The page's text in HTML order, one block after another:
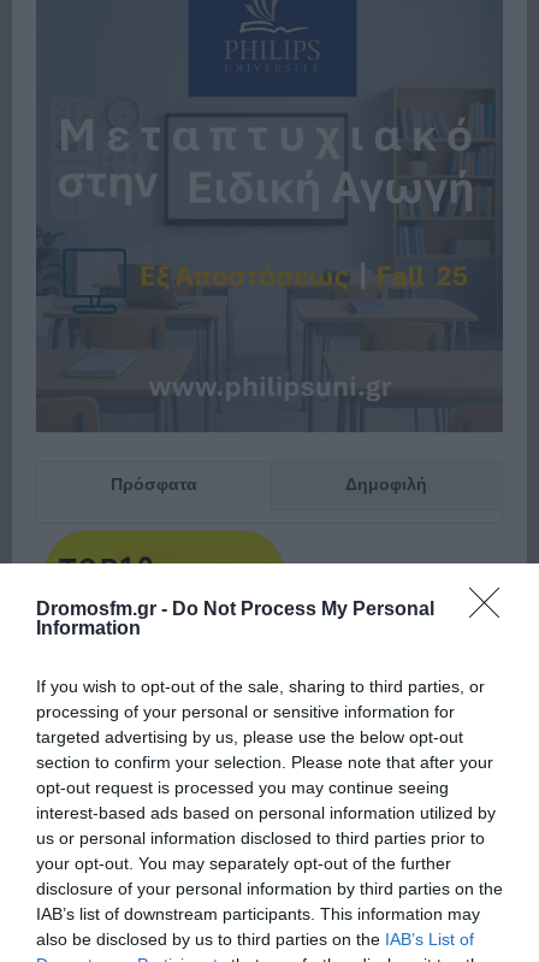
Dromosfm.gr - Do Not Process My Personal
Information
If you wish to opt-out of the sale, sharing to third parties, or
processing of your personal or sensitive information for
targeted advertising by us, please use the below opt-out
section to confirm your selection. Please note that after your
opt-out request is processed you may continue seeing
interest-based ads based on personal information utilized by
us or personal information disclosed to third parties prior to
your opt-out. You may separately opt-out of the further
disclosure of your personal information by third parties on the
IAB’s list of downstream participants. This information may
also be disclosed by us to third parties on the IAB’s List of
Πρόσφατα Δημοφιλή
Παρακαλώ Περιμένετε...